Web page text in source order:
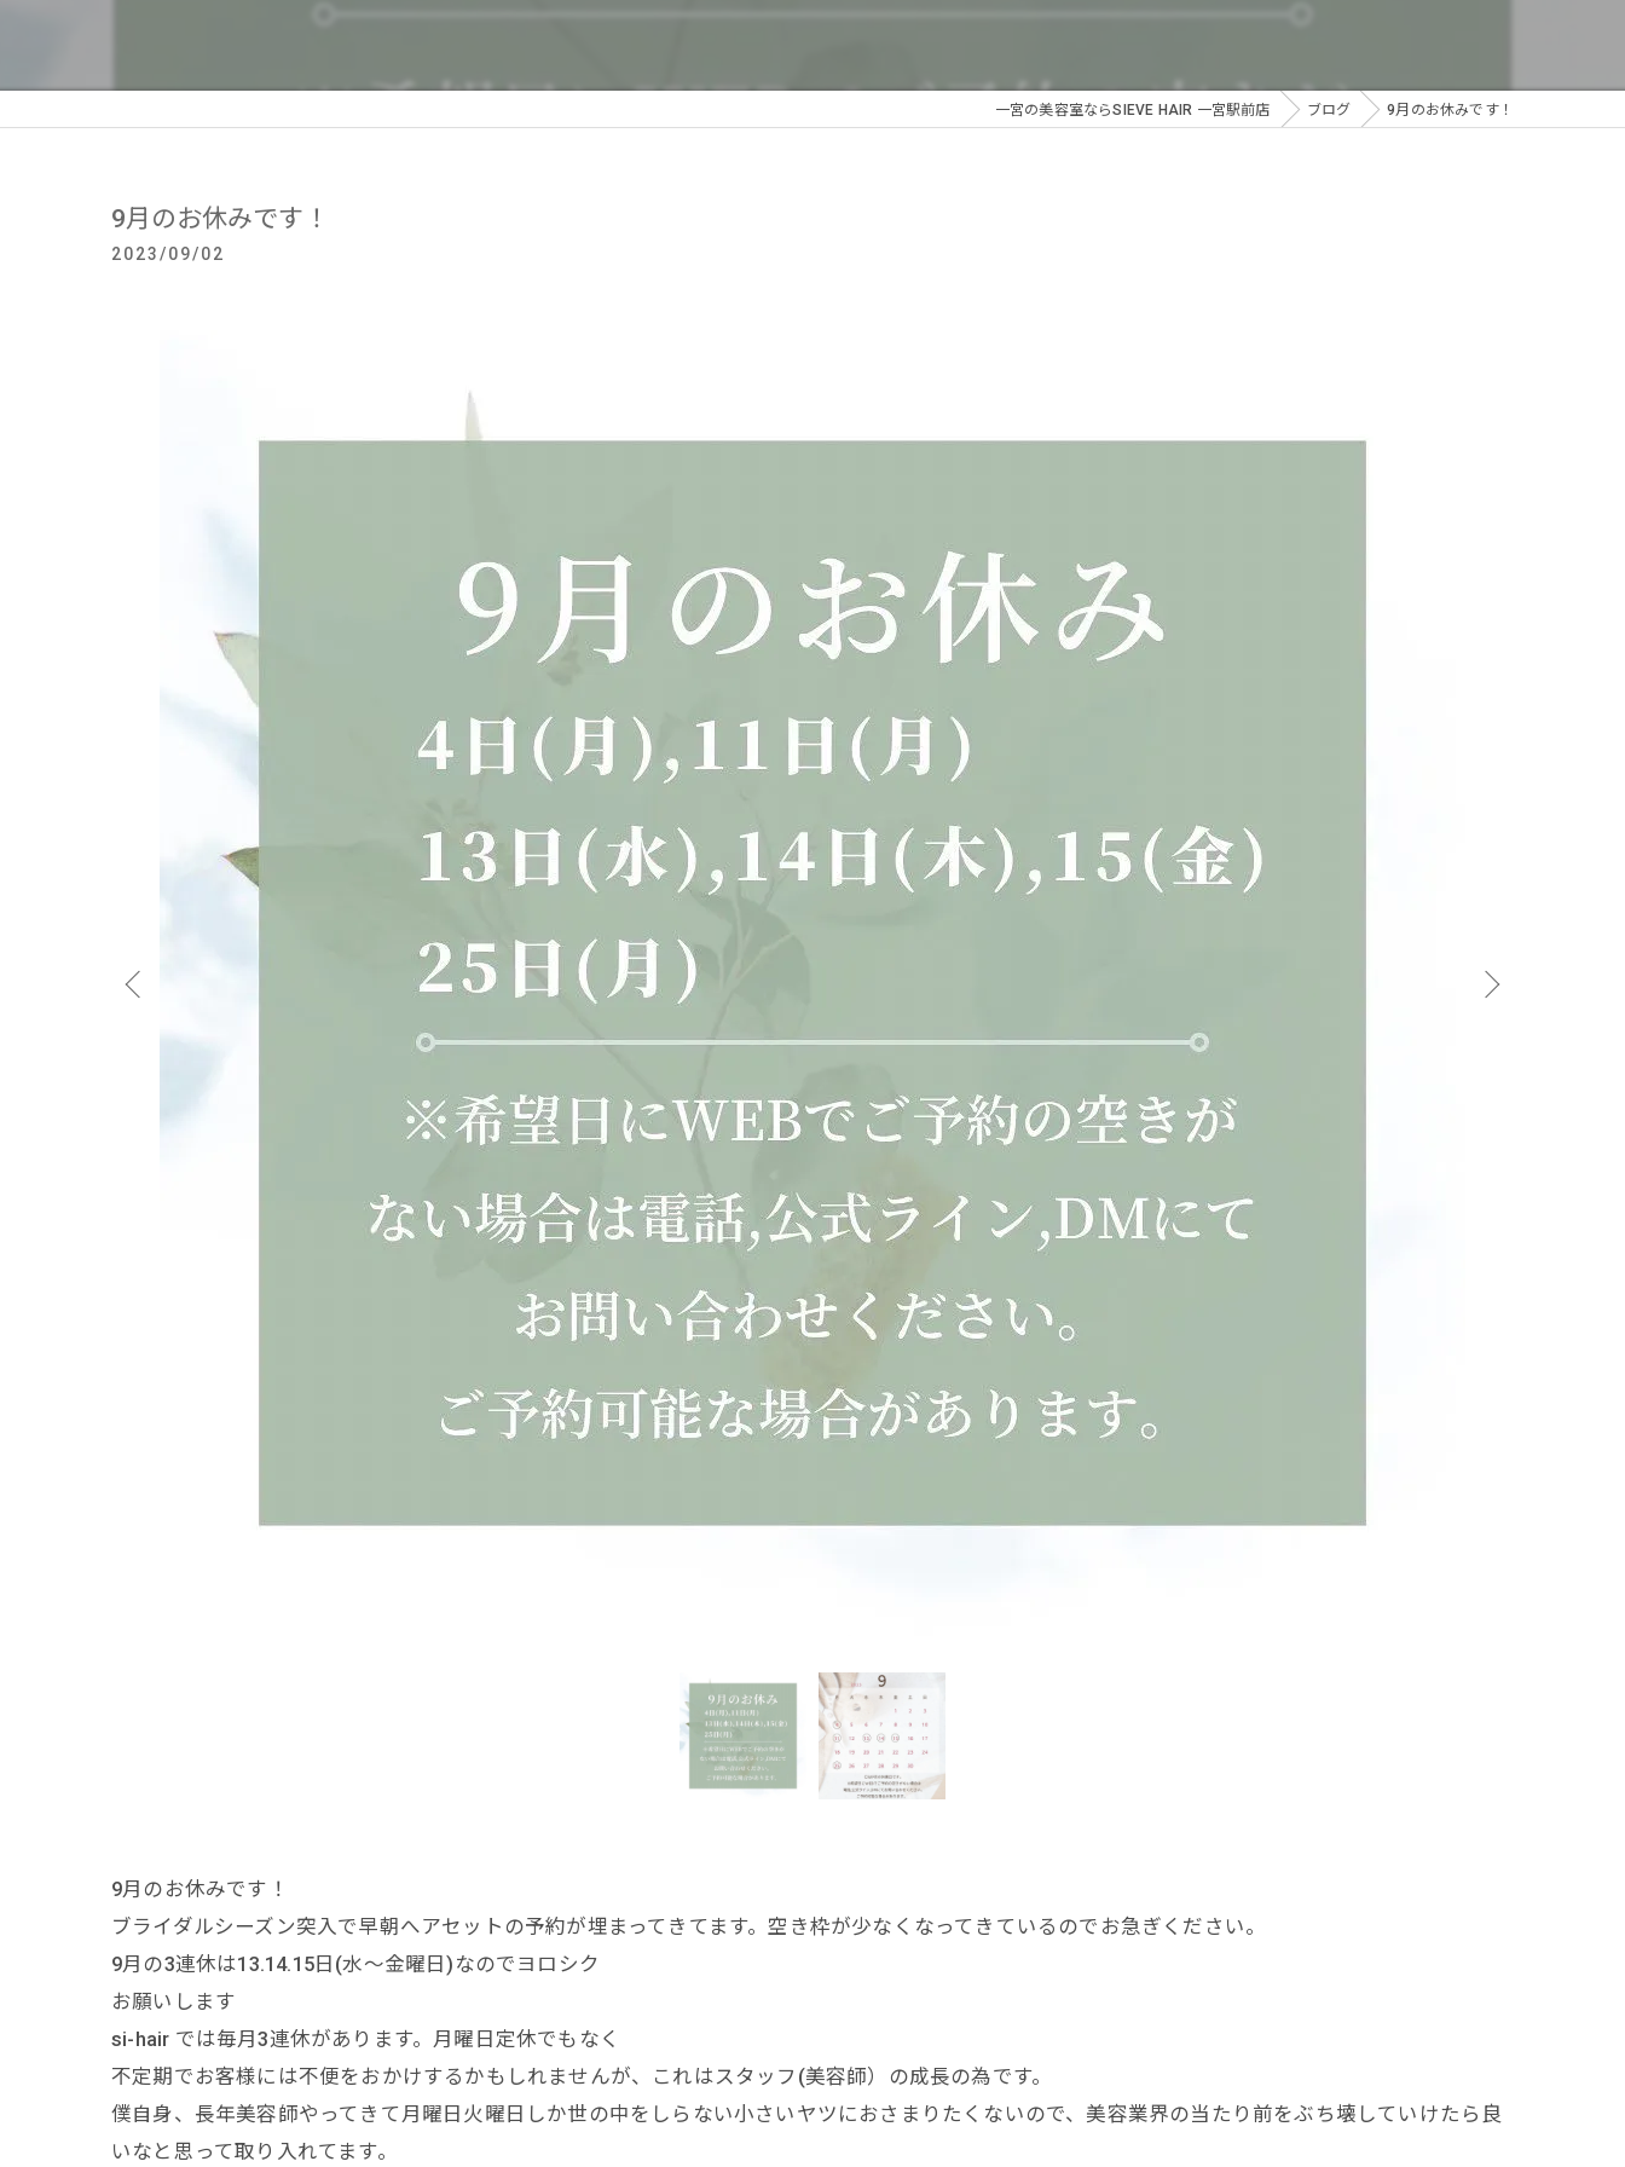
一宮の美容室ならSIEVE HAIR 一宮駅前店 ブログ 9月のお休みです！
9月のお休みです！
2023/09/02
9月のお休みです！
ブライダルシーズン突入で早朝へアセットの予約が埋まってきてます。空き枠が少なくなってきているのでお急ぎください。
9月の3連休は13.14.15日(水〜金曜日)なのでヨロシク
お願いします
si-hair では毎月3連休があります。月曜日定休でもなく
不定期でお客様には不便をおかけするかもしれませんが、これはスタッフ(美容師）の成長の為です。
僕自身、長年美容師やってきて月曜日火曜日しか世の中をしらない小さいヤツにおさまりたくないので、美容業界の当たり前をぶち壊していけたら良
いなと思って取り入れてます。